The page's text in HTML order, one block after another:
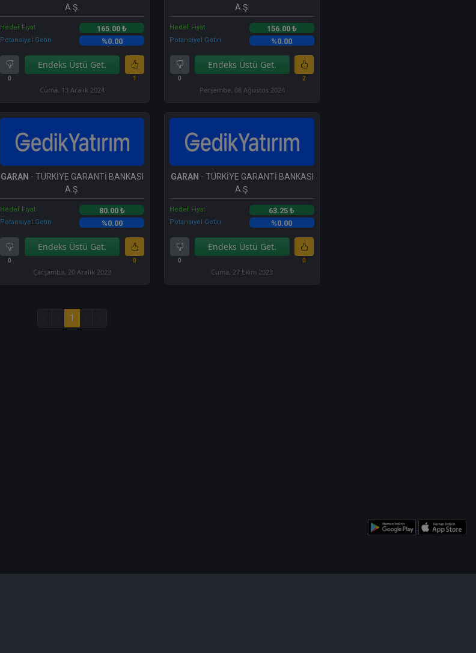
A.Ş.
Hedef Fiyat 165.00 ₺
Potansiyel Getiri %0.00
0
Endeks Üstü Get.
1
Cuma, 13 Aralık 2024
A.Ş.
Hedef Fiyat 156.00 ₺
Potansiyel Getiri %0.00
0
Endeks Üstü Get.
2
Perşembe, 08 Ağustos 2024
GARAN - TÜRKİYE GARANTİ BANKASI
A.Ş.
Hedef Fiyat 80.00 ₺
Potansiyel Getiri %0.00
0
Endeks Üstü Get.
0
Çarşamba, 20 Aralık 2023
GARAN - TÜRKİYE GARANTİ BANKASI
A.Ş.
Hedef Fiyat 63.25 ₺
Potansiyel Getiri %0.00
0
Endeks Üstü Get.
0
Cuma, 27 Ekim 2023
1